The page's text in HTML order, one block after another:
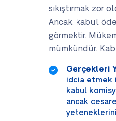
sıkıştırmak zor
Ancak, kabul
görmektir.
mümkündür.
Gerçekleri
iddia etmek
kabul
ancak